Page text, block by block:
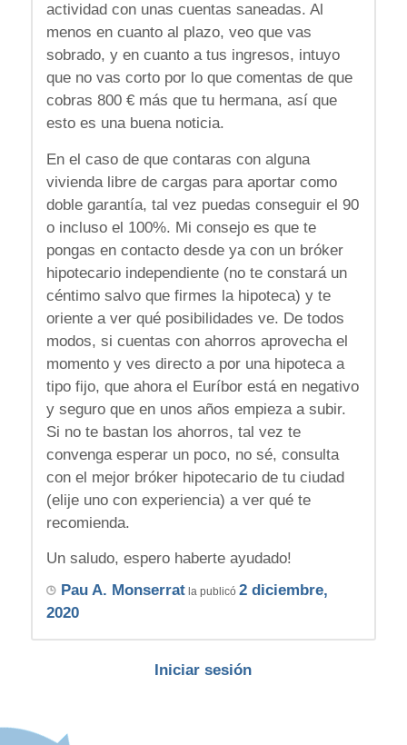
actividad con unas cuentas saneadas. Al
menos en cuanto al plazo, veo que vas
sobrado, y en cuanto a tus ingresos, intuyo
que no vas corto por lo que comentas de que
cobras 800 € más que tu hermana, así que
esto es una buena noticia.
En el caso de que contaras con alguna
vivienda libre de cargas para aportar como
doble garantía, tal vez puedas conseguir el 90
o incluso el 100%. Mi consejo es que te
pongas en contacto desde ya con un bróker
hipotecario independiente (no te constará un
céntimo salvo que firmes la hipoteca) y te
oriente a ver qué posibilidades ve. De todos
modos, si cuentas con ahorros aprovecha el
momento y ves directo a por una hipoteca a
tipo fijo, que ahora el Euríbor está en negativo
y seguro que en unos años empieza a subir.
Si no te bastan los ahorros, tal vez te
convenga esperar un poco, no sé, consulta
con el mejor bróker hipotecario de tu ciudad
(elije uno con experiencia) a ver qué te
recomienda.
Un saludo, espero haberte ayudado!
Pau A. Monserratla publicó 2 diciembre,
2020
Iniciar sesión